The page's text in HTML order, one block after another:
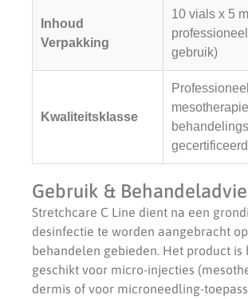
Inhoud
Verpakking
10 vials x 5
gebruik)
Kwaliteitsklasse
Professioneel
Gebruik &
Stretchcare C Line dient na een
desinfectie te worden aangebracht
behandelen gebieden. Het product is
geschikt voor micro-injecties
dermis of voor microneedling-